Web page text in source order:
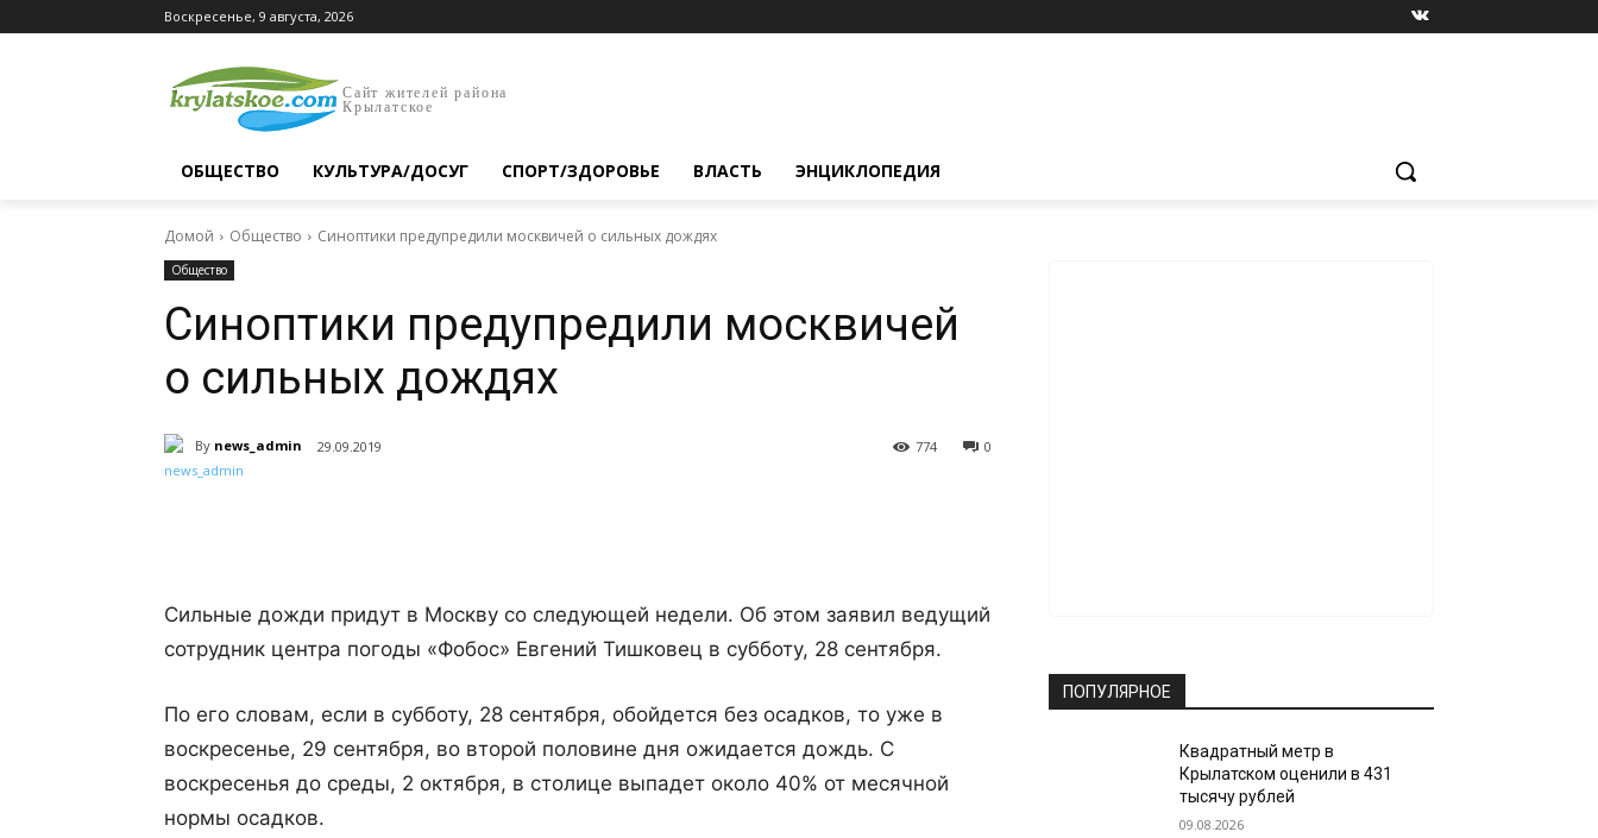
Воскресенье, 9 августа, 2026
Сайт жителей района
Крылатское
ОБЩЕСТВО КУЛЬТУРА/ДОСУГ СПОРТ/ЗДОРОВЬЕ ВЛАСТЬ ЭНЦИКЛОПЕДИЯ
Домой Общество Синоптики предупредили москвичей о сильных дождях
Общество
Синоптики предупредили москвичей
о сильных дождях
By news_admin 29.09.2019 0
774
Сильные дожди придут в Москву со следующей недели. Об этом заявил ведущий
сотрудник центра погоды «Фобос» Евгений Тишковец в субботу, 28 сентября.
По его словам, если в субботу, 28 сентября, обойдется без осадков, то уже в
воскресенье, 29 сентября, во второй половине дня ожидается дождь. С
воскресенья до среды, 2 октября, в столице выпадет около 40% от месячной
нормы осадков.
ПОПУЛЯРНОЕ
Квадратный метр в
Крылатском оценили в 431
тысячу рублей
09.08.2026